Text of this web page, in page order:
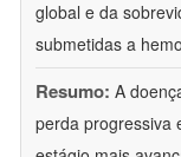
global e da
submetidas a
Resumo: A
perda progressiva